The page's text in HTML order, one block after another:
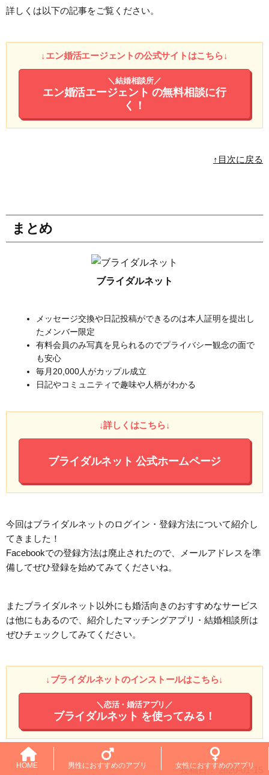
HOME 男性におすすめのアプリ 女性におすすめのアプリ
詳しくは以下の記事をご覧ください。
↓エン婚活エージェントの公式サイトはこちら↓
＼結婚相談所／
エン婚活エージェント の無料相談に行
く！
↑目次に戻る
まとめ
ブライダルネット
メッセージ交換や日記投稿ができるのは本人証明を提出し
たメンバー限定
有料会員のみ写真を見られるのでプライバシー観念の面で
も安心
毎月20,000人がカップル成立
日記やコミュニティで趣味や人柄がわかる
↓詳しくはこちら↓
ブライダルネット 公式ホームページ
今回はブライダルネットのログイン・登録方法について紹介し
てきました！
Facebookでの登録方法は廃止されたので、メールアドレスを準
備してぜひ登録を始めてみてくださいね。
またブライダルネット以外にも婚活向きのおすすめなサービス
は他にもあるので、紹介したマッチングアプリ・結婚相談所は
ぜひチェックしてみてください。
↓ブライダルネットのインストールはこちら↓
＼恋活・婚活アプリ／
ブライダルネット を使ってみる！
投稿日： 2020-01-15